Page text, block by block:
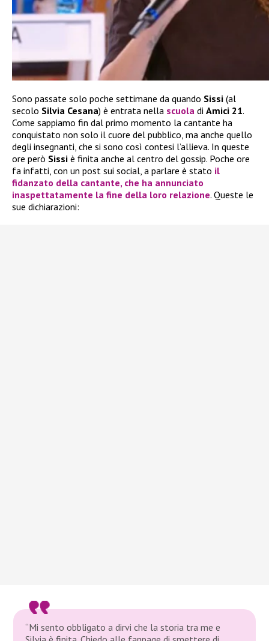
Sono passate solo poche settimane da quando Sissi (al
secolo Silvia Cesana) è entrata nella scuola di Amici 21.
Come sappiamo fin dal primo momento la cantante ha
conquistato non solo il cuore del pubblico, ma anche quello
degli insegnanti, che si sono così contesi l’allieva. In queste
ore però Sissi è finita anche al centro del gossip. Poche ore
fa infatti, con un post sui social, a parlare è stato il
fidanzato della cantante, che ha annunciato
inaspettatamente la fine della loro relazione. Queste le
sue dichiarazioni:
“Mi sento obbligato a dirvi che la storia tra me e